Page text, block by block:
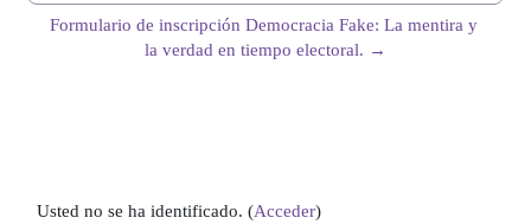
Formulario de inscripción Democracia Fake: La mentira y
la verdad en tiempo electoral. →
Usted no se ha identificado. (Acceder)